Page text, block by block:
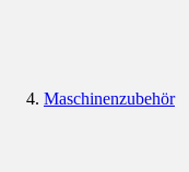
Maschinenzubehör